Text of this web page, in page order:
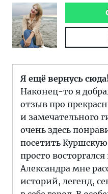
Я ещё вернусь
Наконец-то я
отзыв про
и замечательного
очень здесь
посетить
просто
Александра мне
историй, легенд,